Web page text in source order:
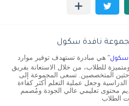
نافدة سكول
سكول" هي مبادرة تستهدف توفير موارد
للطلاب، من خلال الاستعانة بفريق
المتخصصين. تسعى المجموعة إلى
وجعل عملية التعلم أكثر كفاءة
محتوى تعليمي عالي الجودة ومُصمم
الطلاب